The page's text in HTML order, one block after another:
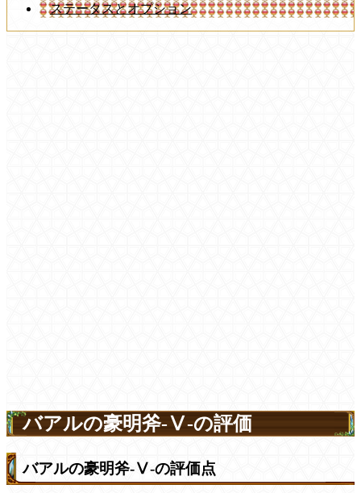
ステータスとオプション
バアルの豪明斧-Ⅴ-の評価
バアルの豪明斧-Ⅴ-の評価点